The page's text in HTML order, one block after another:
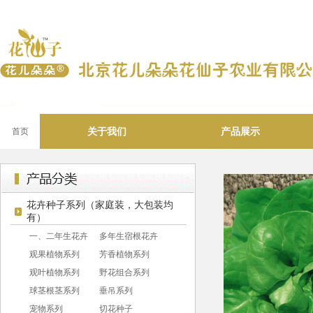
首页 关于我们 产品展示
花卉种子系列（家庭装，大包装均
有）
一、二年生花卉
多年生宿根花卉
观果植物系列
芳香植物系列
观叶植物系列
野花组合系列
球茎根茎系列
垂吊系列
宠物系列
切花种子